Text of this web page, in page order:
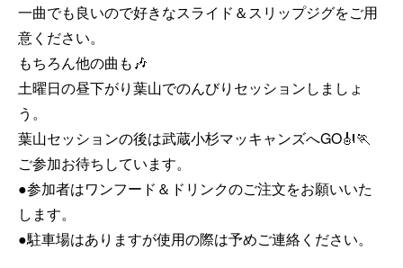
一曲でも良いので好きなスライド＆スリップジグをご用
意ください。
もちろん他の曲も🎶
土曜日の昼下がり葉山でのんびりセッションしましょ
う。
葉山セッションの後は武蔵小杉マッキャンズへGO🎻🏃
ご参加お待ちしています。
●参加者はワンフード＆ドリンクのご注文をお願いいた
します。
●駐車場はありますが使用の際は予めご連絡ください。